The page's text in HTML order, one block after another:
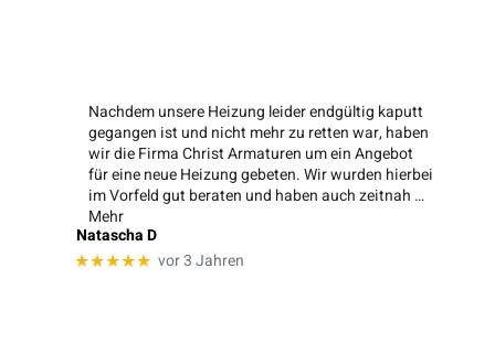
Nachdem unsere Heizung leider endgültig kaputt
gegangen ist und nicht mehr zu retten war, haben
wir die Firma Christ Armaturen um ein Angebot
für eine neue Heizung gebeten. Wir wurden hierbei
im Vorfeld gut beraten und haben auch zeitnah …
Mehr
Natascha D
★★★★★ vor 3 Jahren